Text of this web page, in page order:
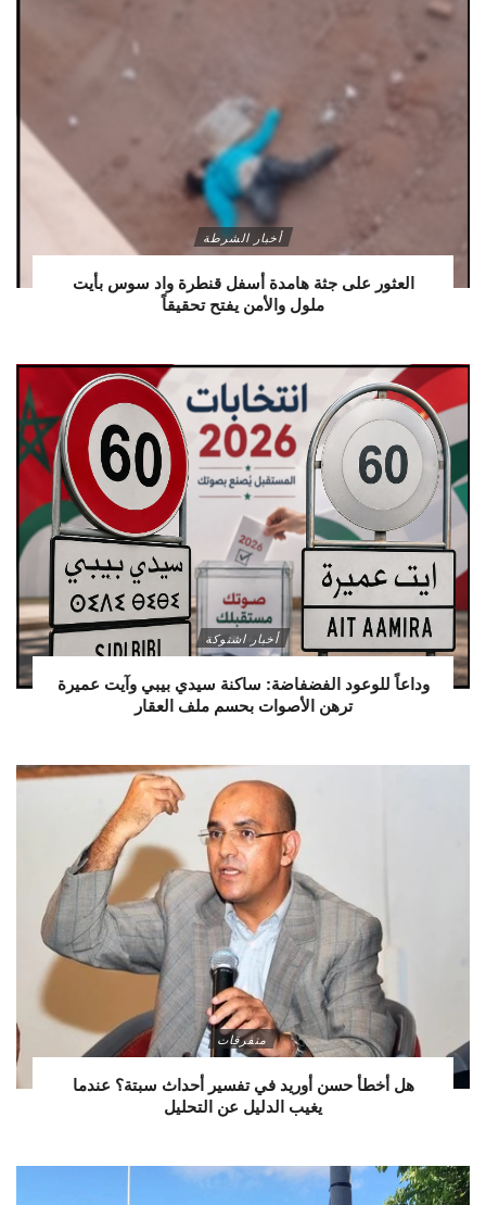
أخبار الشرطة
العثور على جثة هامدة أسفل قنطرة واد سوس بأيت
ملول والأمن يفتح تحقيقاً
أخبار اشتوكة
وداعاً للوعود الفضفاضة: ساكنة سيدي بيبي وآيت عميرة
ترهن الأصوات بحسم ملف العقار
متفرقات
هل أخطأ حسن أوريد في تفسير أحداث سبتة؟ عندما
يغيب الدليل عن التحليل